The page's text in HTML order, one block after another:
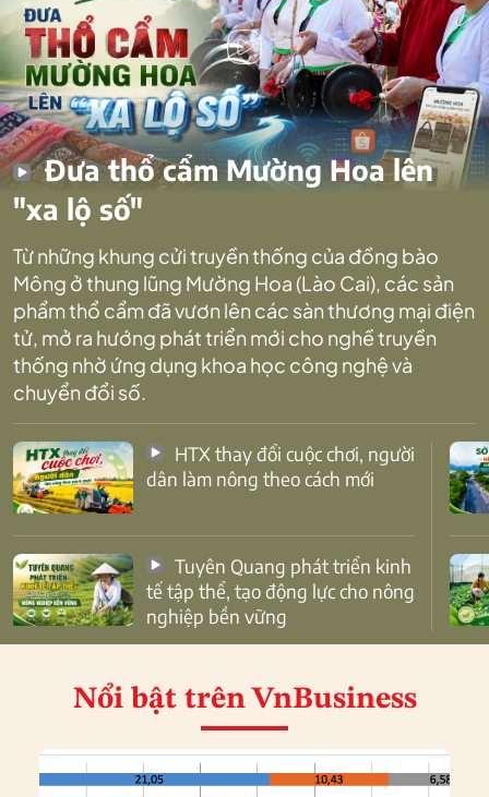
Đưa thổ cẩm Mường Hoa lên
"xa lộ số"
Từ những khung cửi truyền thống của đồng bào
Mông ở thung lũng Mường Hoa (Lào Cai), các sản
phẩm thổ cẩm đã vươn lên các sàn thương mại điện
tử, mở ra hướng phát triển mới cho nghề truyền
thống nhờ ứng dụng khoa học công nghệ và
chuyển đổi số.
dân làm nông theo cách mới
tế tập thể, tạo động lực cho nông
nghiệp bền vững
Nổi bật trên VnBusiness